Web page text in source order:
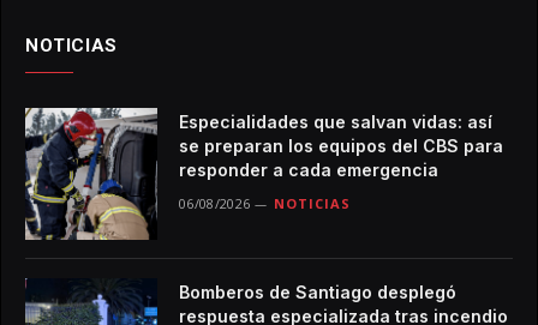
NOTICIAS
Especialidades que salvan vidas: así
se preparan los equipos del CBS para
responder a cada emergencia
06/08/2026 NOTICIAS
Bomberos de Santiago desplegó
respuesta especializada tras incendio